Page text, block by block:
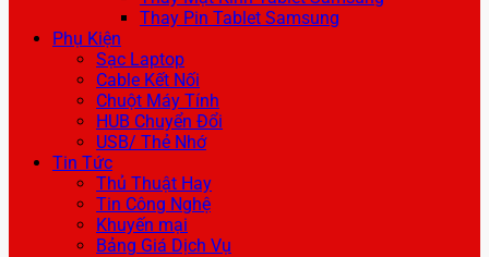
Thay Pin Tablet Samsung
Phụ Kiện
Sạc Laptop
Cable Kết Nối
Chuột Máy Tính
HUB Chuyển Đổi
USB/ Thẻ Nhớ
Tin Tức
Thủ Thuật Hay
Tin Công Nghệ
Khuyến mại
Bảng Giá Dịch Vụ